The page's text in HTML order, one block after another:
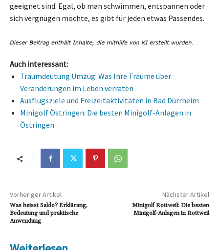
geeignet sind. Egal, ob man schwimmen, entspannen oder
sich vergnügen möchte, es gibt für jeden etwas Passendes.
Auch interessant:
Traumdeutung Umzug: Was Ihre Träume über
Veränderungen im Leben verraten
Ausflugsziele und Freizeitaktivitäten in Bad Dürrheim
Minigolf Östringen: Die besten Minigolf-Anlagen in
Östringen
Vorheriger Artikel
Was heisst Saldo? Erklärung,
Bedeutung und praktische
Anwendung
Nächster Artikel
Minigolf Rottweil: Die besten
Minigolf-Anlagen in Rottweil